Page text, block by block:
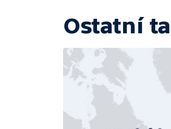
Ostatní